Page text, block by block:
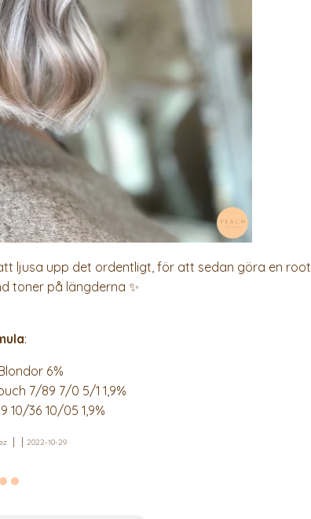
ljusa upp det ordentligt, för att sedan göra en root
toner på längderna ✨
:
6%
7/89 7/0 5/1 1,9%
10/36 10/05 1,9%
2022-10-29